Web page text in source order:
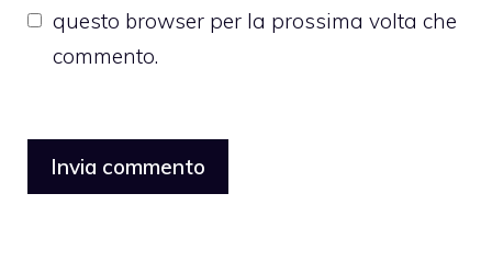
questo browser per la prossima volta che
commento.